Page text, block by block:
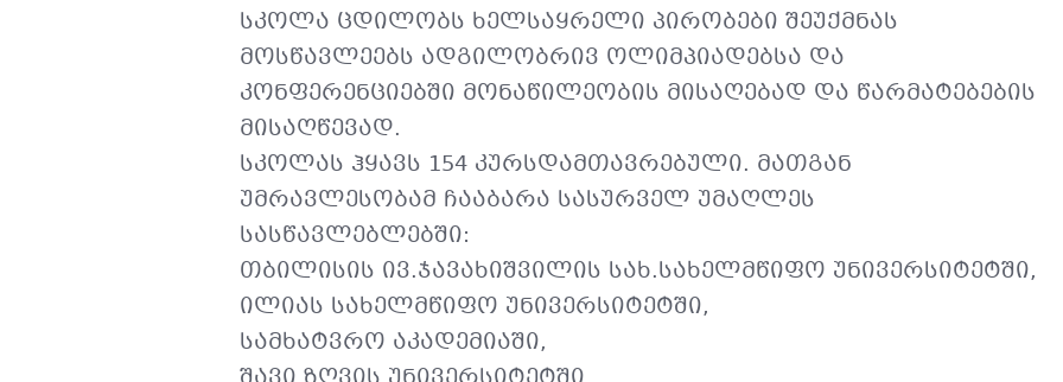
სკოლა ცდილობს ხელსაყრელი პირობები შეუქმნას
მოსწავლეებს ადგილობრივ ოლიმპიადებსა და
კონფერენციებში მონაწილეობის მისაღებად და წარმატებების
მისაღწევად.
სკოლას ჰყავს 154 კურსდამთავრებული. მათგან
უმრავლესობამ ჩააბარა სასურველ უმაღლეს
სასწავლებლებში:
თბილისის ივ.ჯავახიშვილის სახ.სახელმწიფო უნივერსიტეტში,
ილიას სახელმწიფო უნივერსიტეტში,
სამხატვრო აკადემიაში,